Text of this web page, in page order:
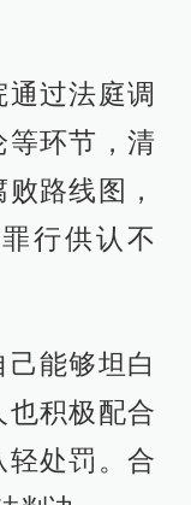
过法庭调
等环节，清
路线图，
行供认不
能够坦白
积极配合
处罚。合